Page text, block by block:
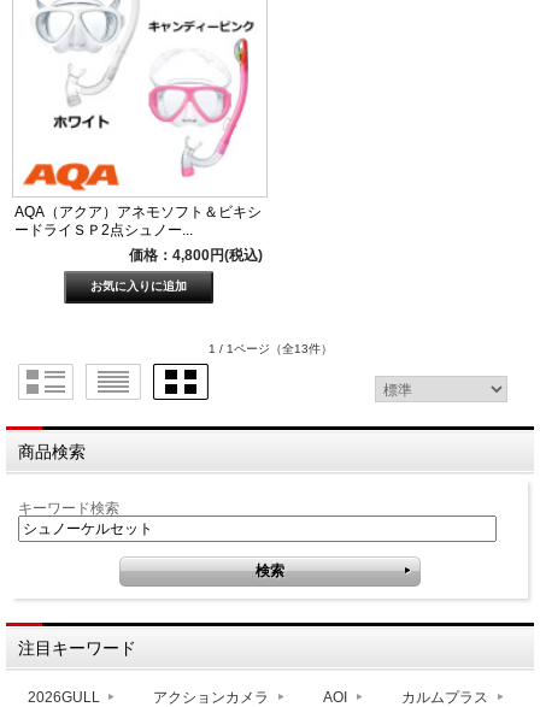
AQA（アクア）アネモソフト＆ビキシ
ードライＳＰ2点シュノー...
価格：4,800円(税込)
1 / 1ページ （全13件）
商品検索
キーワード検索
注目キーワード
2026GULL アクションカメラ AOI カルムプラス